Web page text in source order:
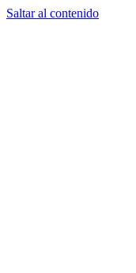
Saltar al contenido